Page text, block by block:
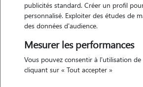
publicités standard. Créer un profil
personnalisé. Exploiter des études de
des données d'audience.
Mesurer les performances
Vous pouvez consentir à l'utilisation de
cliquant sur « Tout accepter »